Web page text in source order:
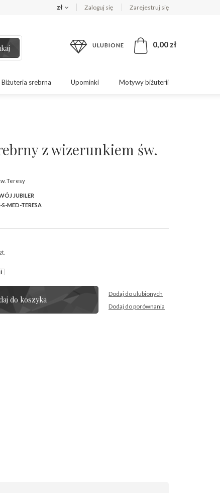
zł Zaloguj się Zarejestruj się
ULUBIONE 0,00 zł
Biżuteria srebrna Upominki Motywy biżuterii
z wizerunkiem św.
Teresy
JUBILER
S-MED-TERESA
do koszyka
Dodaj do ulubionych
Dodaj do porównania